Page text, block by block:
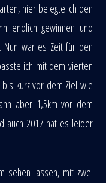
hier belegte ich den
endlich gewinnen und
Nun war es Zeit für den
ich mit dem vierten
kurz vor dem Ziel wie
aber 1,5km vor dem
auch 2017 hat es leider
sehen lassen, mit zwei